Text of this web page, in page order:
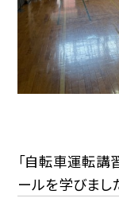
「自転車運転
ールを学びまし